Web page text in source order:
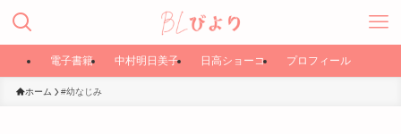
電子書籍 中村明日美子 日高ショーコ プロフィール
ホーム #幼なじみ